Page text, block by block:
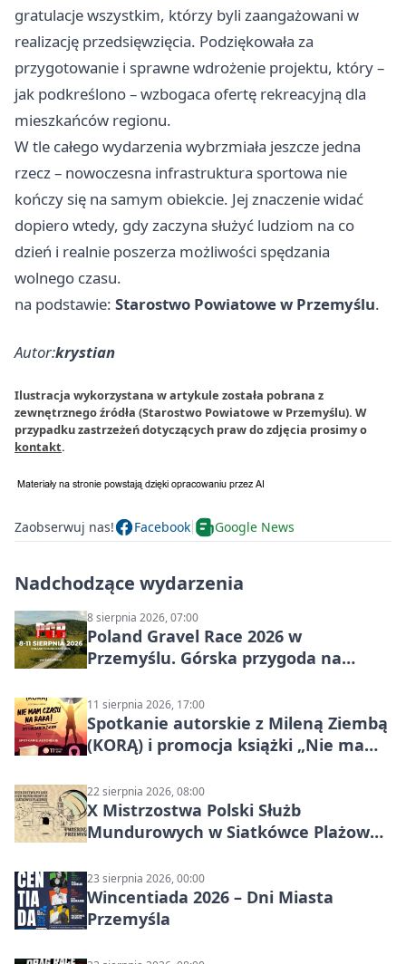
gratulacje wszystkim, którzy byli zaangażowani w
realizację przedsięwzięcia. Podziękowała za
przygotowanie i sprawne wdrożenie projektu, który –
jak podkreślono – wzbogaca ofertę rekreacyjną dla
mieszkańców regionu.
W tle całego wydarzenia wybrzmiała jeszcze jedna
rzecz – nowoczesna infrastruktura sportowa nie
kończy się na samym obiekcie. Jej znaczenie widać
dopiero wtedy, gdy zaczyna służyć ludziom na co
dzień i realnie poszerza możliwości spędzania
wolnego czasu.
na podstawie: Starostwo Powiatowe w Przemyślu.
Autor:krystian
Ilustracja wykorzystana w artykule została pobrana z
zewnętrznego źródła (Starostwo Powiatowe w Przemyślu). W
przypadku zastrzeżeń dotyczących praw do zdjęcia prosimy o
kontakt.
Zaobserwuj nas! Facebook Google News
Nadchodzące wydarzenia
8 sierpnia 2026, 07:00
Poland Gravel Race 2026 w
Przemyślu. Górska przygoda na
11 sierpnia 2026, 17:00
Spotkanie autorskie z Mileną Ziembą
(KORĄ) i promocja książki „Nie mam
22 sierpnia 2026, 08:00
X Mistrzostwa Polski Służb
Mundurowych w Siatkówce Plażowej
23 sierpnia 2026, 00:00
Wincentiada 2026 – Dni Miasta
Przemyśla